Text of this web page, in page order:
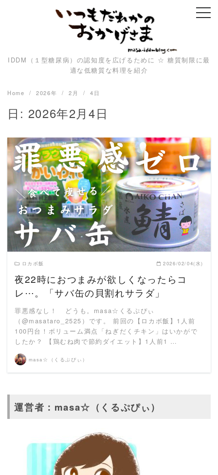
IDDM（１型糖尿病）の認知度を広げるために ☆ 糖質制限に最
適な低糖質な料理を紹介
Home 2026年 2月 4日
日: 2026年2月4日
READ MORE
ロカボ飯 2026/02/04(水)
夜22時におつまみが欲しくなったらコ
レ⋯。「サバ缶の貝割れサラダ」
罪悪感なし！ どうも。masa☆くるぷぴぃ
（@masataro_2525）です。 前回の【ロカボ飯】1人前
100円台！ボリューム満点「ねぎだくチキン」はいかがで
したか？ 【鶏むね肉で節約ダイエット】1人前1 …
masa☆（くるぷぴぃ）
運営者：masa☆（くるぷぴぃ）